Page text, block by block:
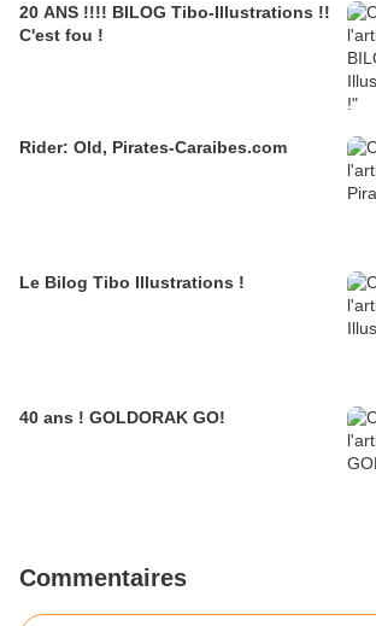
20 ANS !!!! BILOG Tibo-Illustrations !!
C'est fou !
Rider: Old, Pirates-Caraibes.com
Le Bilog Tibo Illustrations !
40 ans ! GOLDORAK GO!
Commentaires